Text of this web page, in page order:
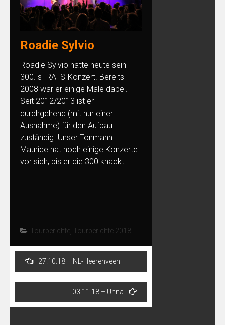
Roadie Sylvio
Roadie Sylvio hatte heute sein
300. sTRATS-Konzert. Bereits
2008 war er einige Male dabei.
Seit 2012/2013 ist er
durchgehend (mit nur einer
Ausnahme) für den Aufbau
zuständig. Unser Tonmann
Maurice hat noch einige Konzerte
vor sich, bis er die 300 knackt.
Tourberichte, Tourberichte 2018
Post
navigation
27.10.18 – NL-Heerenveen
03.11.18 – Unna